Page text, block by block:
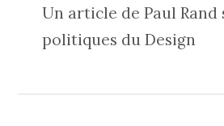
Un article de Paul Rand
politiques du Design